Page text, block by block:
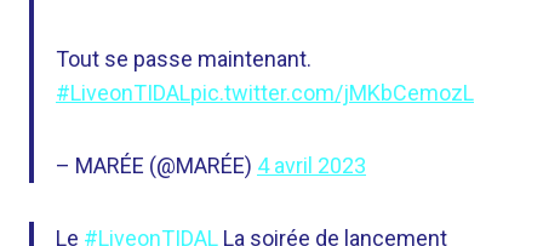
Tout se passe maintenant.
#LiveonTIDALpic.twitter.com/jMKbCemozL
– MARÉE (@MARÉE) 4 avril 2023
Le #LiveonTIDAL La soirée de lancement